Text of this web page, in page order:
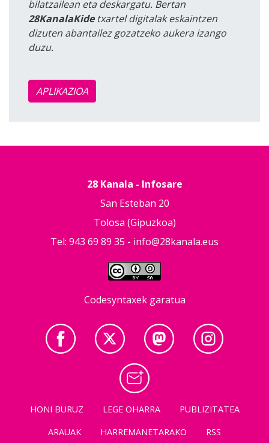
bilatzailean eta deskargatu. Bertan
28KanalaKidetxartel digitalak eskaintzen
dizuten abantailez gozatzeko aukera izango
duzu.
APLIKAZIOA
28 Kanala - Infosare
San Esteban 20
Tolosa (Gipuzkoa)
Tel: 943 69 89 35 - info@28kanala.eus
Codesyntaxek garatua
HONI BURUZ LEGE OHARRA
PUBLIZITATEA
ARAUAK
HARREMANETARAKO RSS